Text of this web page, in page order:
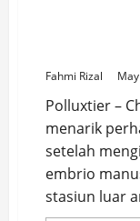
Fahmi Rizal
Polluxtier –
menarik
setelah
embrio
stasiun luar